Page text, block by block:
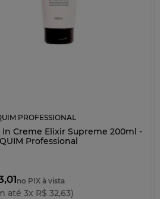
PROFESSIONAL
In Creme Elixir Supreme 200ml -
Professional
no PIX à vista
até 3x R$ 32,63)